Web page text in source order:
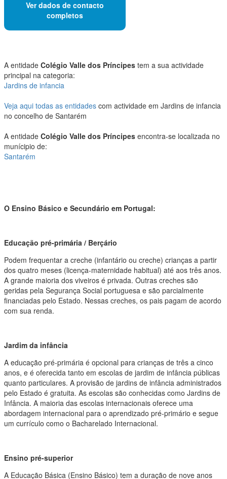
Ver dados de contacto
completos
A entidade Colégio Valle dos Príncipes tem a sua actividade
principal na categoria:
Jardins de infancia
Veja aqui todas as entidades com actividade em Jardins de infancia
no concelho de Santarém
A entidade Colégio Valle dos Príncipes encontra-se localizada no
munícipio de:
Santarém
O Ensino Básico e Secundário em Portugal:
Educação pré-primária / Berçário
Podem frequentar a creche (infantário ou creche) crianças a partir
dos quatro meses (licença-maternidade habitual) até aos três anos.
A grande maioria dos viveiros é privada. Outras creches são
geridas pela Segurança Social portuguesa e são parcialmente
financiadas pelo Estado. Nessas creches, os pais pagam de acordo
com sua renda.
Jardim da infância
A educação pré-primária é opcional para crianças de três a cinco
anos, e é oferecida tanto em escolas de jardim de infância públicas
quanto particulares. A provisão de jardins de infância administrados
pelo Estado é gratuita. As escolas são conhecidas como Jardins de
Infância. A maioria das escolas internacionais oferece uma
abordagem internacional para o aprendizado pré-primário e segue
um currículo como o Bacharelado Internacional.
Ensino pré-superior
A Educação Básica (Ensino Básico) tem a duração de nove anos